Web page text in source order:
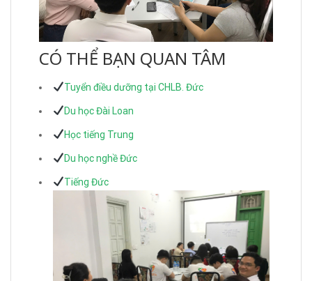
CÓ THỂ BẠN QUAN TÂM
Tuyển điều dưỡng tại CHLB. Đức
Du học Đài Loan
Học tiếng Trung
Du học nghề Đức
Tiếng Đức